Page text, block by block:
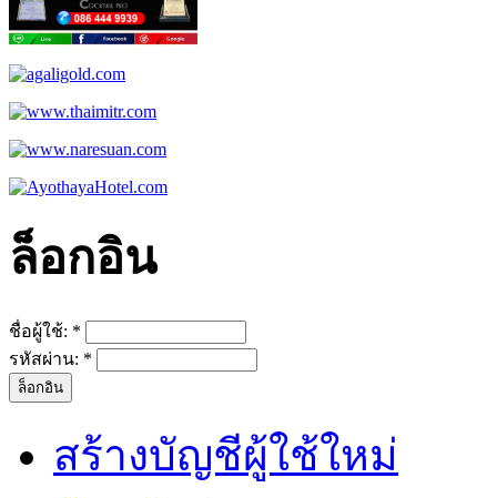
ล็อกอิน
ชื่อผู้ใช้: *
รหัสผ่าน: *
สร้างบัญชีผู้ใช้ใหม่